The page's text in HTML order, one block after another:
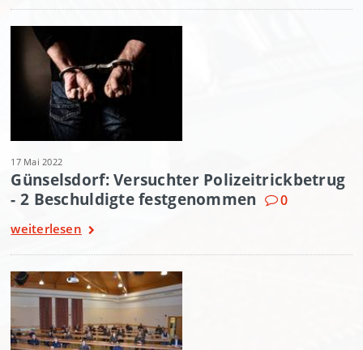
17 Mai 2022
Günselsdorf: Versuchter Polizeitrickbetrug
- 2 Beschuldigte festgenommen
0
weiterlesen